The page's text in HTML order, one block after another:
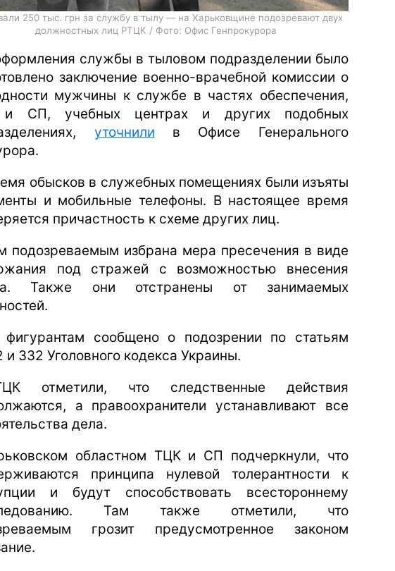
250 тыс. грн за службу в тылу — на Харьковщине подозревают двух
должностных лиц РТЦК / Фото: Офис Генпрокурора
службы в тыловом подразделении было
заключение военно-врачебной комиссии о
мужчины к службе в частях обеспечения,
СП, учебных центрах и других подобных
уточнили в Офисе Генерального
обысков в служебных помещениях были изъяты
и мобильные телефоны. В настоящее время
причастность к схеме других лиц.
подозреваемым избрана мера пресечения в виде
под стражей с возможностью внесения
Также они отстранены от занимаемых
сообщено о подозрении по статьям
и 332 Уголовного кодекса Украины.
отметили, что следственные действия
а правоохранители устанавливают все
дела.
областном ТЦК и СП подчеркнули, что
принципа нулевой толерантности к
и будут способствовать всестороннему
Там также отметили, что
грозит предусмотренное законом